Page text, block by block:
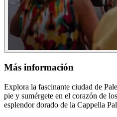
Más información
Explora la fascinante ciudad de
pie y sumérgete en el corazón de
esplendor dorado de la Cappella